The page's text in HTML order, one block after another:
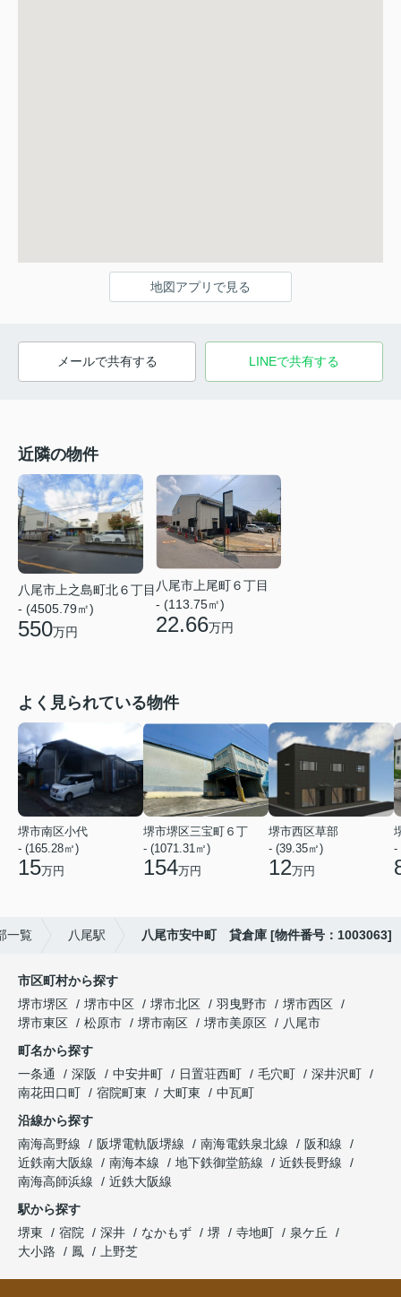
地図アプリで見る
メールで共有する LINEで共有する
近隣の物件
八尾市上之島町北６丁目
- (4505.79㎡)
550万円
八尾市上尾町６丁目
- (113.75㎡)
22.66万円
よく見られている物件
堺市南区小代
- (165.28㎡)
15万円
堺市堺区三宝町６丁
- (1071.31㎡)
154万円
堺市西区草部
- (39.35㎡)
12万円
-
一覧 八尾駅 八尾市安中町 貸倉庫 [物件番号：1003063]
市区町村から探す
堺市堺区
堺市中区 堺市北区 羽曳野市
堺市西区
堺市東区
松原市 堺市南区 堺市美原区
八尾市
町名から探す
一条通
深阪 中安井町 日置荘西町 毛穴町
深井沢町
南花田口町
宿院町東 大町東
中瓦町
沿線から探す
南海高野線
阪堺電軌阪堺線 南海電鉄泉北線
阪和線
近鉄南大阪線
南海本線 地下鉄御堂筋線
近鉄長野線
南海高師浜線
近鉄大阪線
駅から探す
堺東
宿院 深井 なかもず 堺 寺地町
泉ケ丘
大小路
鳳 上野芝